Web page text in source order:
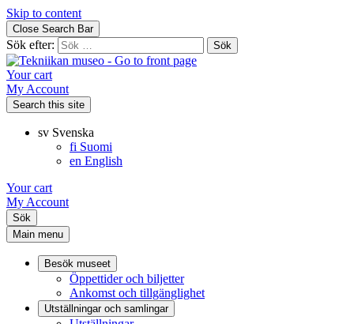
Skip to content
Close Search Bar
Sök efter:
Your cart
My Account
Search this site
sv Svenska
fi Suomi
en English
Your cart
My Account
Sök
Main menu
Besök museet
Öppettider och biljetter
Ankomst och tillgänglighet
Utställningar och samlingar